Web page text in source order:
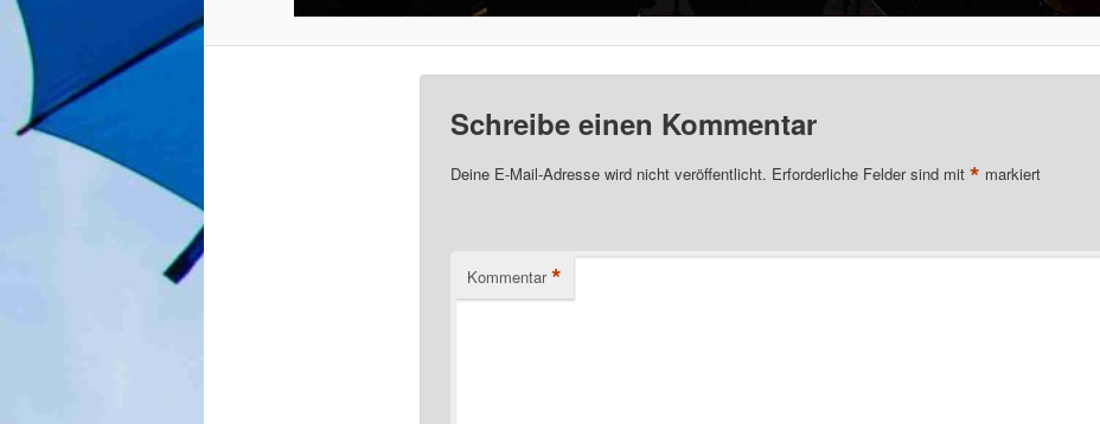
Schreibe einen Kommentar
Deine E-Mail-Adresse wird nicht veröffentlicht. Erforderliche Felder sind mit * markiert
Kommentar *